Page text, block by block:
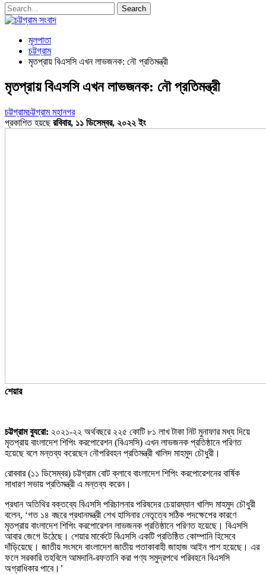
মূলপাতা
চট্টগ্রাম
মৃতপ্রায় বিএসসি এখন লাভজনক: নৌ প্রতিমন্ত্রী
মৃতপ্রায় বিএসসি এখন লাভজনক: নৌ প্রতিমন্ত্রী
চট্টগ্রামচট্টগ্রাম মহানগর
প্রকাশিত হয়ছেরবিবার, ১১ ডিসেম্বর, ২০২২ ইং
শেয়ার
চট্টগ্রাম ব্যুরো: ২০২১-২২ অর্থবছরে ২২৫ কোটি ৮১ লাখ টাকা নিট মুনাফার মধ্য দিয়ে
মৃতপ্রায় বাংলাদেশ শিপিং করপোরেশন (বিএসসি) এখন লাভজনক প্রতিষ্ঠানে পরিণত
হয়েছে বলে মন্তব্য করেছেন নৌপরিবহন প্রতিমন্ত্রী খালিদ মাহমুদ চৌধুরী।
রোববার (১১ ডিসেম্বর) চট্টগ্রাম বোট ক্লাবে বাংলাদেশ শিপিং করপোরেশনের বার্ষিক
সাধারণ সভায় প্রতিমন্ত্রী এ মন্তব্য করেন।
প্রধান অতিথির বক্তব্যে বিএসসি পরিচালনার পরিষদের চেয়ারম্যান খালিদ মাহমুদ চৌধুরী
বলেন, ‘গত ১৪ বছরে প্রধানমন্ত্রী শেখ হাসিনার নেতৃত্বে সঠিক পদক্ষেপের কারণে
মৃতপ্রায় বাংলাদেশ শিপিং করপোরেশন লাভজনক প্রতিষ্ঠানে পরিণত হয়েছে। বিএসসি
আবার জেগে উঠেছে। শেয়ার মার্কেটে বিএসসি একটি প্রতিষ্ঠিত কোম্পানি হিসেবে
দাঁড়িয়েছে। জাতীয় সংসদে বাংলাদেশ জাতীয় পতাকাবাহী জাহাজ আইন পাশ হয়েছে। এর
ফলে সরকারি তহবিলে আমদানি-রফতানি করা পণ্য সমুদ্রপথে পরিবহনে বিএসসি
অগ্রাধিকার পাবে।’